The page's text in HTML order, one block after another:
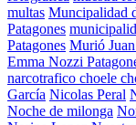
multas Muncipalidad
Patagones
Patagones Murió
Emma Nozzi
narcotrafico choele
García Nicolas Peral
Noche de milonga